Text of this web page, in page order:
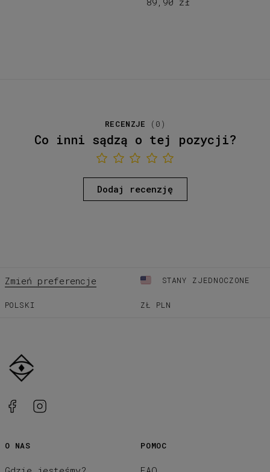
RECENZJE ( 0 )
Co inni sądzą o tej pozycji?
Dodaj recenzję
Zmień preferencje STANY ZJEDNOCZONE
POLSKI ZŁ PLN
O NAS POMOC